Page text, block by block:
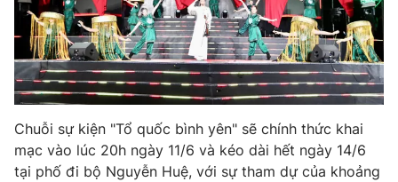
Chuỗi sự kiện "Tổ quốc bình yên" sẽ chính thức khai
mạc vào lúc 20h ngày 11/6 và kéo dài hết ngày 14/6
tại phố đi bộ Nguyễn Huệ, với sự tham dự của khoảng